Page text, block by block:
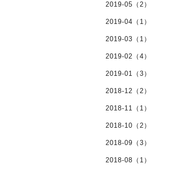
2019-05（2）
2019-04（1）
2019-03（1）
2019-02（4）
2019-01（3）
2018-12（2）
2018-11（1）
2018-10（2）
2018-09（3）
2018-08（1）